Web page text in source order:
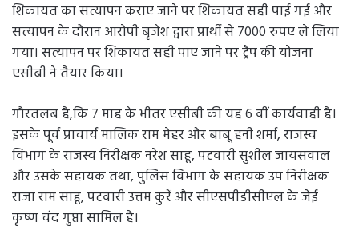
शिकायत का सत्यापन कराए जाने पर शिकायत सही पाई गई और
सत्यापन के दौरान आरोपी बृजेश द्वारा प्रार्थी से 7000 रुपए ले लिया
गया। सत्यापन पर शिकायत सही पाए जाने पर ट्रैप की योजना
एसीबी ने तैयार किया।
गौरतलब है,कि 7 माह के भीतर एसीबी की यह 6 वीं कार्यवाही है।
इसके पूर्व प्राचार्य मालिक राम मेहर और बाबू हनी शर्मा, राजस्व
विभाग के राजस्व निरीक्षक नरेश साहू, पटवारी सुशील जायसवाल
और उसके सहायक तथा, पुलिस विभाग के सहायक उप निरीक्षक
राजा राम साहू, पटवारी उत्तम कुरें और सीएसपीडीसीएल के जेई
कृष्ण चंद गुप्ता सामिल है।